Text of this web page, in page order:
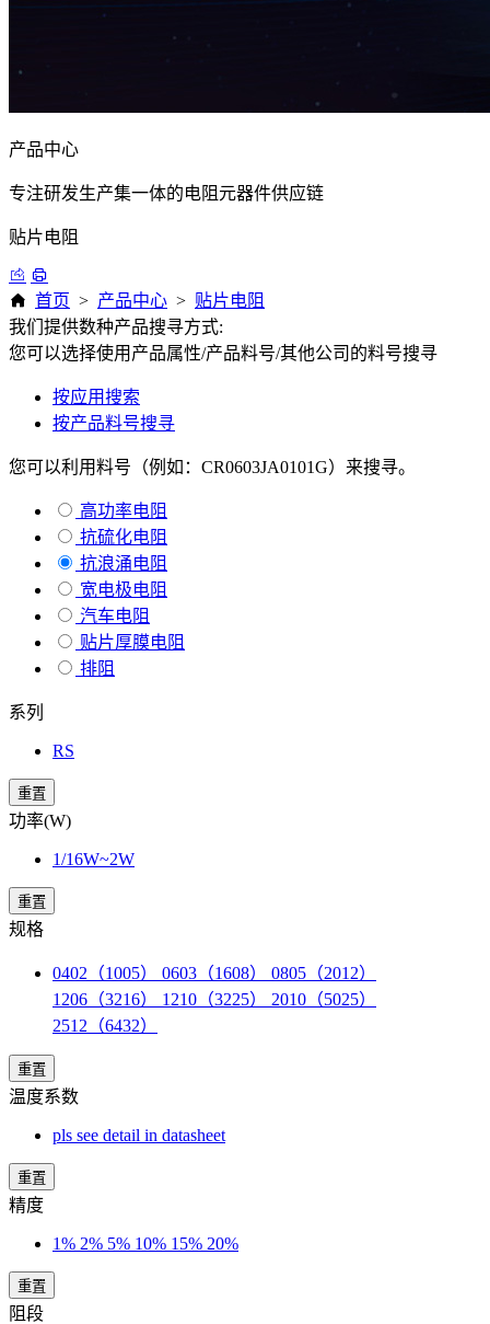
产品中心
专注研发生产集一体的电阻元器件供应链
贴片电阻
首页 > 产品中心 > 贴片电阻
我们提供数种产品搜寻方式:
您可以选择使用产品属性/产品料号/其他公司的料号搜寻
按应用搜索
按产品料号搜寻
您可以利用料号（例如：CR0603JA0101G）来搜寻。
高功率电阻
抗硫化电阻
抗浪涌电阻
宽电极电阻
汽车电阻
贴片厚膜电阻
排阻
系列
RS
重置
功率(W)
1/16W~2W
重置
规格
0402（1005） 0603（1608） 0805（2012）
1206（3216） 1210（3225） 2010（5025）
2512（6432）
重置
温度系数
pls see detail in datasheet
重置
精度
1% 2% 5% 10% 15% 20%
重置
阻段